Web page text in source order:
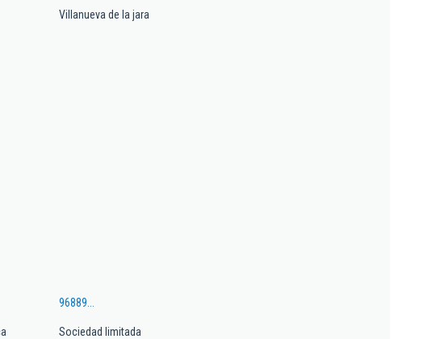
Villanueva de la jara
96889...
Sociedad limitada